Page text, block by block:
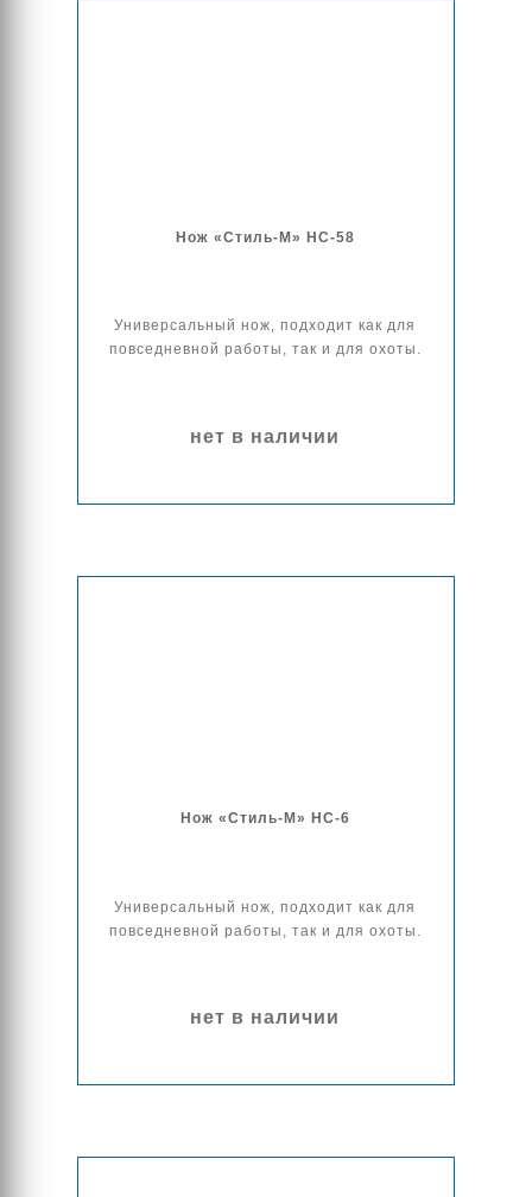
Нож «Стиль-М» НС-58
Универсальный нож, подходит как для
повседневной работы, так и для охоты.
нет в наличии
Нож «Стиль-М» НС-6
Универсальный нож, подходит как для
повседневной работы, так и для охоты.
нет в наличии